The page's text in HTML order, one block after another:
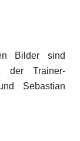
Bilder sind
der Trainer-
Sebastian